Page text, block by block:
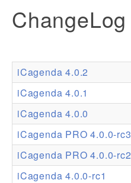
Documentation
Ressources
Addons
Theme Packs
Translation Packs
Support
ChangeLog
iCagenda 4.0.2
iCagenda 4.0.1
iCagenda 4.0.0
iCagenda PRO 4.0.0-rc3
iCagenda PRO 4.0.0-rc2
iCagenda 4.0.0-rc1